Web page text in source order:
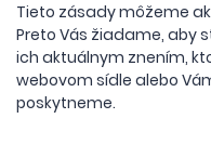
Tieto zásady môžeme
Preto Vás žiadame, aby
ich aktuálnym znením,
webovom sídle alebo
poskytneme.